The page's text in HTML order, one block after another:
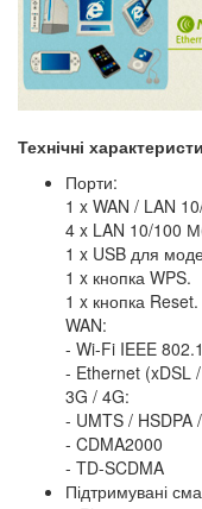
Технічні
Порти:
1 x WAN / LAN
4 x LAN 10/100
1 x USB для
1 x кнопка WPS.
1 x кнопка Reset.
WAN:
- Wi-Fi IEEE
- Ethernet (xDSL
3G / 4G:
- UMTS / HSDPA
- CDMA2000
- TD-SCDMA
Підтримувані